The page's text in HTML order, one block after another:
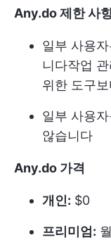
Any.do 제한 사
일부 사용
니다작업 관
위한 도구
일부 사용
않습니다
Any.do 가격
개인: $0
프리미엄: